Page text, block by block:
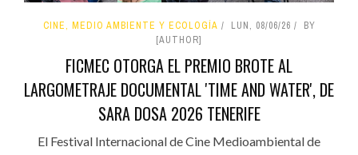
CINE, MEDIO AMBIENTE Y ECOLOGÍA LUN, 08/06/26
BY
[AUTHOR]
FICMEC OTORGA EL PREMIO BROTE AL
LARGOMETRAJE DOCUMENTAL 'TIME AND WATER', DE
SARA DOSA 2026 TENERIFE
El Festival Internacional de Cine Medioambiental de